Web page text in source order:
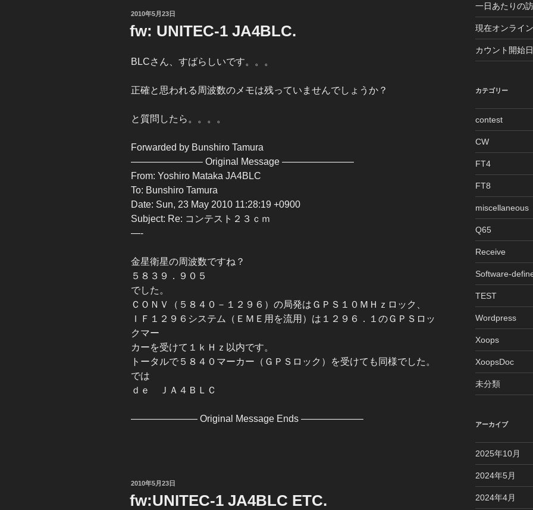
投
日:
2010年5月23日
fw: UNITEC-1 JA4BLC.
BLCさん、すばらしいです。。。
正確と思われる周波数のメモは残っていませんでしょうか？
と質問したら。。。。
Forwarded by Bunshiro Tamura
———————– Original Message ———————–
From: Yoshiro Mataka JA4BLC
To: Bunshiro Tamura
Date: Sun, 23 May 2010 11:28:19 +0900
Subject: Re: コンテスト２３ｃｍ
—-
金星衛星の周波数ですね？
５８３９．９０５
でした。
ＣＯＮＶ（５８４０－１２９６）の局発はＧＰＳ１０ＭＨｚロック、
ＩＦ１２９６システム（ＥＭＥ用を流用）は１２９６．１のＧＰＳロッ
クマー
カーを受けて１ｋＨｚ以内です。
トータルで５８４０マーカー（ＧＰＳロック）を受けても同様でした。
では
ｄｅ ＪＡ４ＢＬＣ
——————— Original Message Ends ——————–
投
日:
2010年5月23日
fw:UNITEC-1 JA4BLC ETC.
一日あたりの
現在オンライ
カウント開始
カテゴリー
contest
CW
FT4
FT8
miscellaneous
Q65
Receive
Software-
TEST
Wordpress
Xoops
XoopsDoc
未分類
アーカイブ
2025年10月
2024年5月
2024年4月